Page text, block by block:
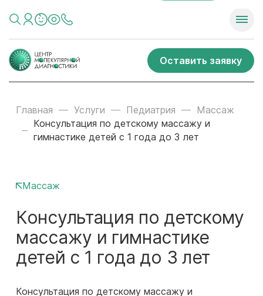
Оставить заявку
Главная Услуги Педиатрия
Массаж
Консультация по детскому массажу и
гимнастике детей с 1 года до 3 лет
Массаж
Консультация по детскому
массажу и гимнастике
детей с 1 года до 3 лет
Консультация по детскому массажу и